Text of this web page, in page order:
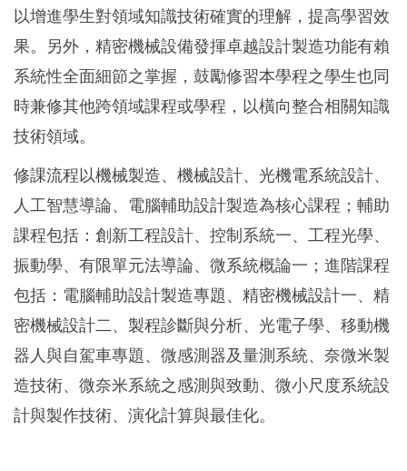
以增進學生對領域知識技術確實的理解，提高學習效
果。另外，精密機械設備發揮卓越設計製造功能有賴
系統性全面細節之掌握，鼓勵修習本學程之學生也同
時兼修其他跨領域課程或學程，以橫向整合相關知識
技術領域。
修課流程以機械製造、機械設計、光機電系統設計、
人工智慧導論、電腦輔助設計製造為核心課程；輔助
課程包括：創新工程設計、控制系統一、工程光學、
振動學、有限單元法導論、微系統概論一；進階課程
包括：電腦輔助設計製造專題、精密機械設計一、精
密機械設計二、製程診斷與分析、光電子學、移動機
器人與自駕車專題、微感測器及量測系統、奈微米製
造技術、微奈米系統之感測與致動、微小尺度系統設
計與製作技術、演化計算與最佳化。